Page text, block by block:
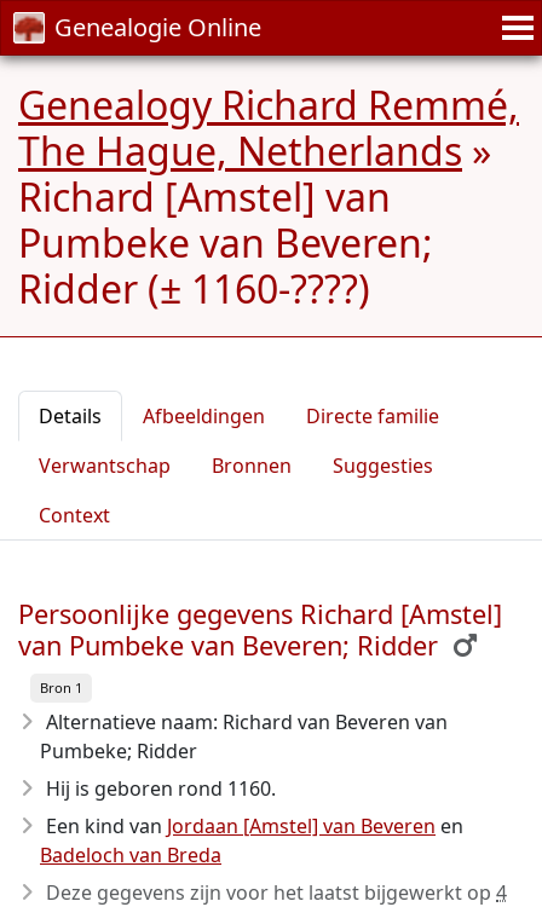
Genealogie Online
Genealogy Richard Remmé,
The Hague, Netherlands »
Richard [Amstel] van
Pumbeke van Beveren;
Ridder (± 1160-????)
Details Afbeeldingen
Directe familie
Verwantschap
Bronnen
Suggesties
Context
Persoonlijke gegevens Richard [Amstel]
van Pumbeke van Beveren; Ridder
Bron 1
Alternatieve naam: Richard van Beveren van
Pumbeke; Ridder
Hij is geboren rond 1160.
Een kind van Jordaan [Amstel] van Beveren en
Badeloch van Breda
Deze gegevens zijn voor het laatst bijgewerkt op 4